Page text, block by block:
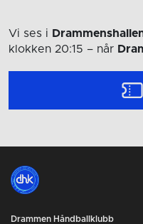
Vi ses i
klokken 20:15 – når
Drammen Håndballklubb